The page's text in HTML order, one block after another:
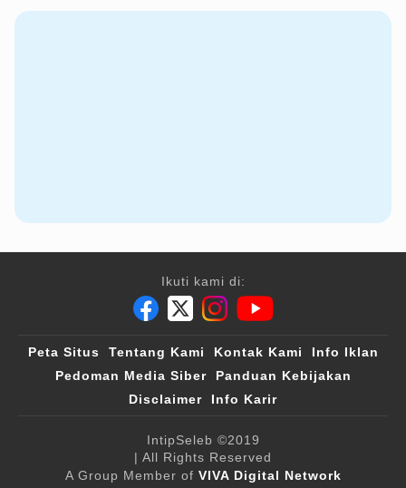
Ikuti kami di:
Peta Situs Tentang Kami Kontak Kami
Info Iklan
Pedoman Media Siber
Panduan Kebijakan
Disclaimer
Info Karir
IntipSeleb ©2019
| All Rights Reserved
A Group Member of VIVA Digital Network